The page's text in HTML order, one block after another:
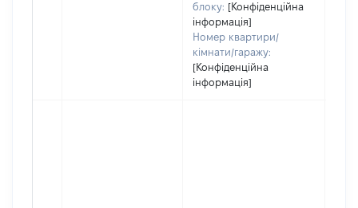
блоку: [Конфіденційна
інформація]
Номер квартири/
кімнати/гаражу:
[Конфіденційна
інформація]